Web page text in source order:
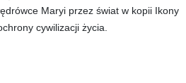
Maryi przez świat w kopii Ikony
cywilizacji życia.